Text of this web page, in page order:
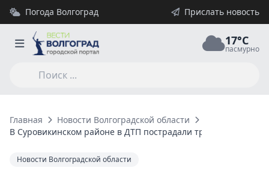
Погода Волгоград Прислать новость
17°C
пасмурно
Главная
Новости Волгоградской области
В Суровикинском районе в ДТП пострадали трое, в том
Новости Волгоградской области